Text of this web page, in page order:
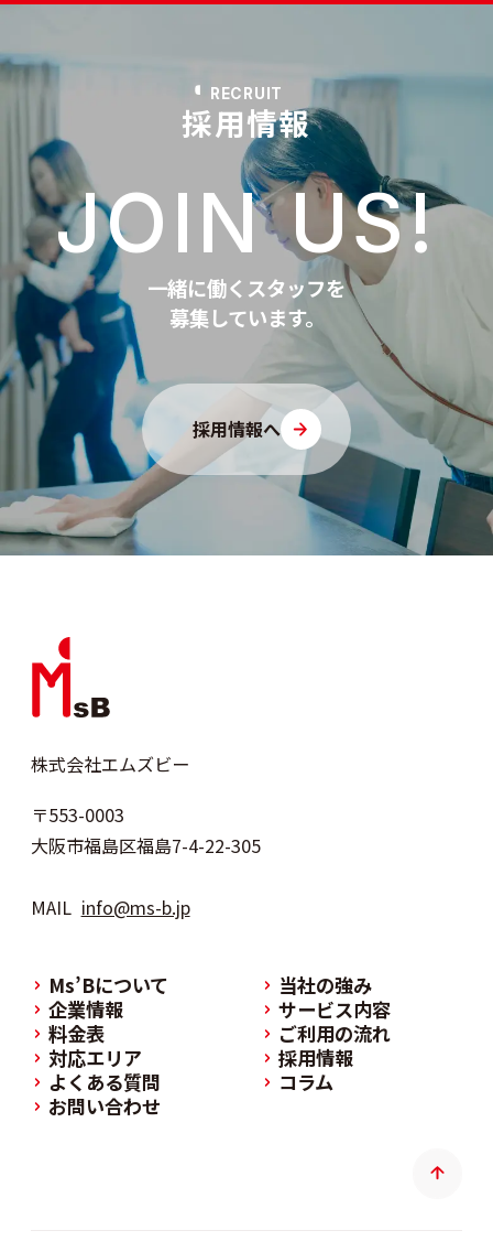
採用情報
RECRUIT
JOIN US!
一緒に働くスタッフを
募集しています。
採用情報へ
株式会社エムズビー
〒553-0003
大阪市福島区福島7-4-22-305
MAIL info@ms-b.jp
Ms’Bについて
当社の強み
企業情報
サービス内容
料金表
ご利用の流れ
対応エリア
採用情報
よくある質問
コラム
お問い合わせ